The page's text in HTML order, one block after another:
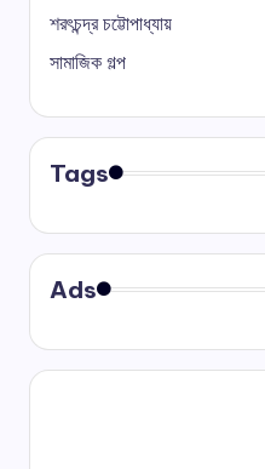
শরৎচন্দ্র চট্টোপাধ্যায়
সামাজিক গল্প
Tags
Ads